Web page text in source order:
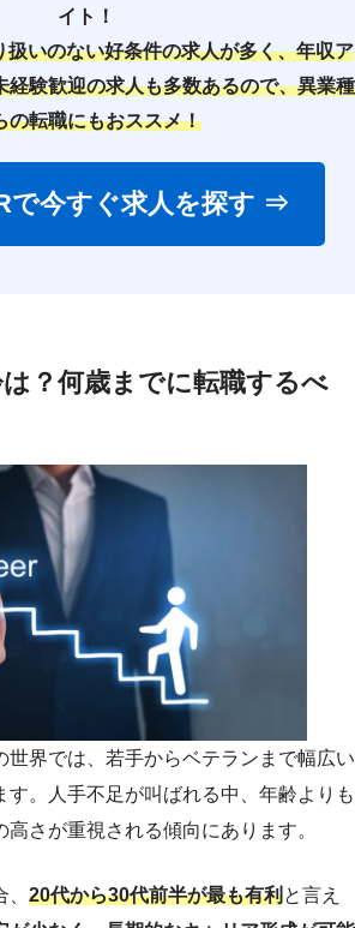
イト！
いのない好条件の求人が多く、年収ア
経験歓迎の求人も多数あるので、異業種
の転職にもおススメ！
で今すぐ求人を探す ⇒
？何歳までに転職するべ
世界では、若手からベテランまで幅広い
す。人手不足が叫ばれる中、年齢よりも
さが重視される傾向にあります。
20代から30代前半が最も有利と言え